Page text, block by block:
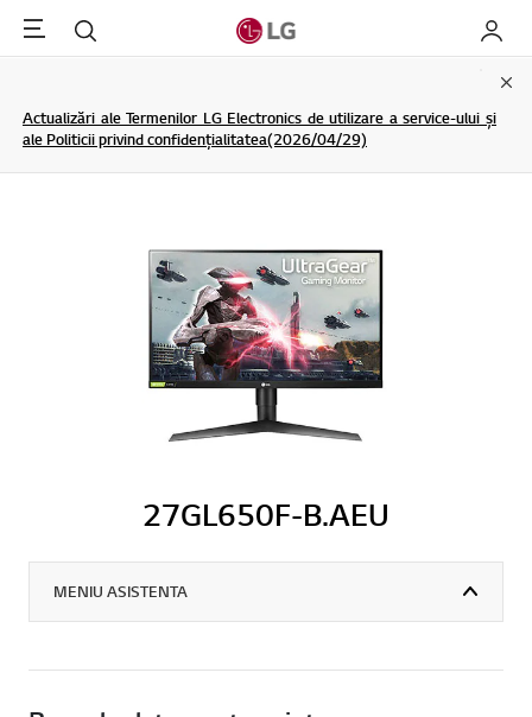
Menu Cautare My LG
Actualizări ale Termenilor LG Electronics de utilizare a service-ului și
ale Politicii privind confidențialitatea(2026/04/29)
27GL650F-B.AEU
MENIU ASISTENTA